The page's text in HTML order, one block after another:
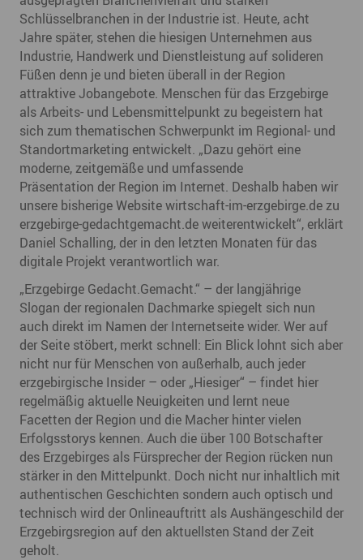
Schlüsselbranchen in der Industrie ist. Heute, acht
Jahre später, stehen die hiesigen Unternehmen aus
Industrie, Handwerk und Dienstleistung auf solideren
Füßen denn je und bieten überall in der Region
attraktive Jobangebote. Menschen für das Erzgebirge
als Arbeits- und Lebensmittelpunkt zu begeistern hat
sich zum thematischen Schwerpunkt im Regional- und
Standortmarketing entwickelt. „Dazu gehört eine
moderne, zeitgemäße und umfassende
Präsentation der Region im Internet. Deshalb haben wir
unsere bisherige Website wirtschaft-im-erzgebirge.de zu
erzgebirge-gedachtgemacht.de weiterentwickelt“, erklärt
Daniel Schalling, der in den letzten Monaten für das
digitale Projekt verantwortlich war.
„Erzgebirge Gedacht.Gemacht.“ – der langjährige
Slogan der regionalen Dachmarke spiegelt sich nun
auch direkt im Namen der Internetseite wider. Wer auf
der Seite stöbert, merkt schnell: Ein Blick lohnt sich aber
nicht nur für Menschen von außerhalb, auch jeder
erzgebirgische Insider – oder „Hiesiger“ – findet hier
regelmäßig aktuelle Neuigkeiten und lernt neue
Facetten der Region und die Macher hinter vielen
Erfolgsstorys kennen. Auch die über 100 Botschafter
des Erzgebirges als Fürsprecher der Region rücken nun
stärker in den Mittelpunkt. Doch nicht nur inhaltlich mit
authentischen Geschichten sondern auch optisch und
technisch wird der Onlineauftritt als Aushängeschild der
Erzgebirgsregion auf den aktuellsten Stand der Zeit
geholt.